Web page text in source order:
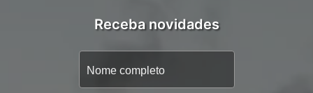
Receba novidades